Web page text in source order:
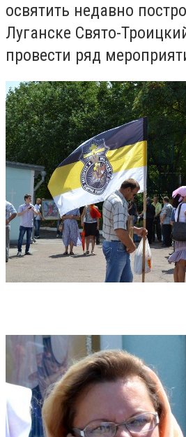
освятить недавно
Луганске Свято-
провести ряд